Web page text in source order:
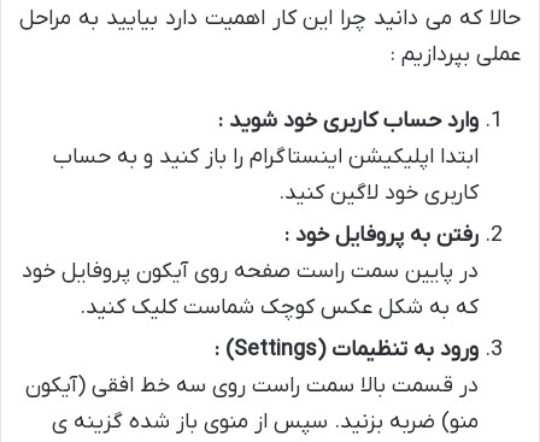
حالا که می دانید چرا این کار اهمیت دارد بیایید به مراحل
عملی بپردازیم :
وارد حساب کاربری خود شوید :
ابتدا اپلیکیشن اینستاگرام را باز کنید و به حساب
کاربری خود لاگین کنید.
رفتن به پروفایل خود :
در پایین سمت راست صفحه روی آیکون پروفایل خود
که به شکل عکس کوچک شماست کلیک کنید.
ورود به تنظیمات (Settings)
:
در قسمت بالا سمت راست روی سه خط افقی (آیکون
منو) ضربه بزنید. سپس از منوی باز شده گزینه ی